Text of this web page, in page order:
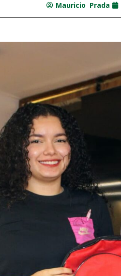
Mauricio Prada